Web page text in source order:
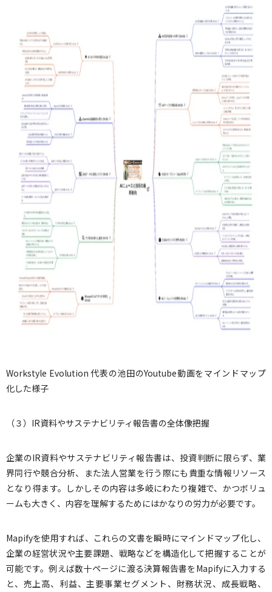
Workstyle Evolution 代表の池田のYoutube動画をマインドマップ
化した様子
（３）IR資料やサステナビリティ報告書の全体像把握
企業のIR資料やサステナビリティ報告書は、投資判断に限らず、業
界同行や競合分析、また法人営業を行う際にも貴重な情報リソース
となり得ます。しかしその内容は多岐にわたり複雑で、かつボリュ
ームも大きく、内容を理解するためにはかなりの労力が必要です。
Mapifyを使用すれば、これらの文書を瞬時にマインドマップ化し、
企業の経営状況や主要課題、戦略などを構造化して把握することが
可能です。例えば数十ページに渡る決算報告書をMapifyに入力する
と、売上高、利益、主要事業セグメント、財務状況、成長戦略、